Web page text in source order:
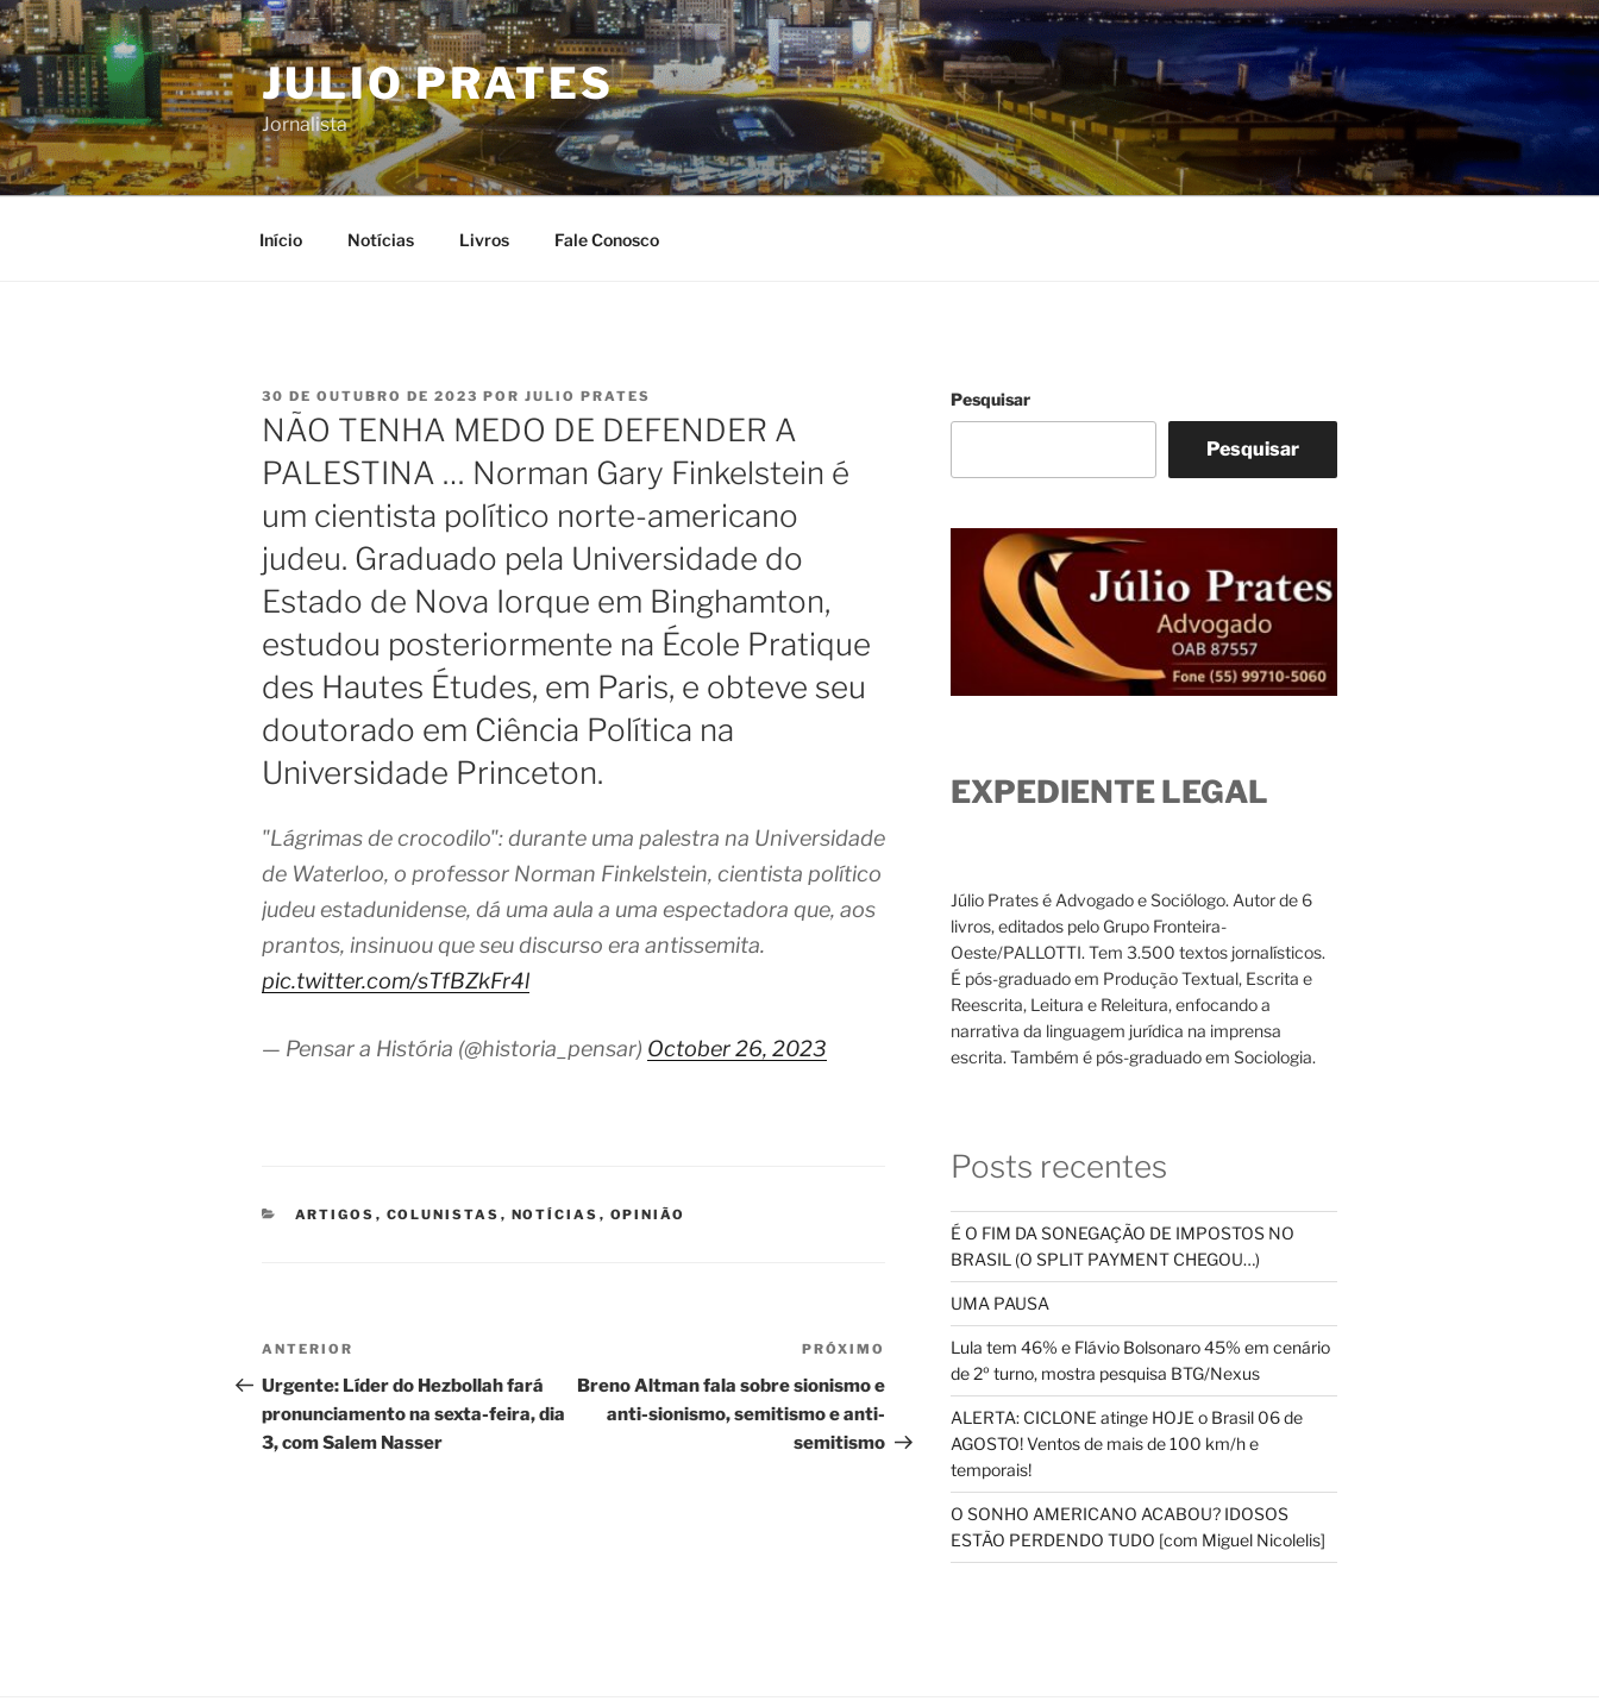
Pular
para
o
conteúdo
JULIO PRATES
Jornalista
Início Notícias Livros Fale Conosco
PUBLICADO
EM
30 DE OUTUBRO DE 2023 POR JULIO PRATES
NÃO TENHA MEDO DE DEFENDER A
PALESTINA … Norman Gary Finkelstein é
um cientista político norte-americano
judeu. Graduado pela Universidade do
Estado de Nova Iorque em Binghamton,
estudou posteriormente na École Pratique
des Hautes Études, em Paris, e obteve seu
doutorado em Ciência Política na
Universidade Princeton.
"Lágrimas de crocodilo": durante uma palestra na Universidade
de Waterloo, o professor Norman Finkelstein, cientista político
judeu estadunidense, dá uma aula a uma espectadora que, aos
prantos, insinuou que seu discurso era antissemita.
pic.twitter.com/sTfBZkFr4l
— Pensar a História (@historia_pensar) October 26, 2023
CATEGORIAS
ARTIGOS , COLUNISTAS , NOTÍCIAS , OPINIÃO
Navegação
de
Post
Post
anterior
ANTERIOR
Urgente: Líder do Hezbollah fará
pronunciamento na sexta-feira, dia
3, com Salem Nasser
Próximo
post
PRÓXIMO
Breno Altman fala sobre sionismo e
anti-sionismo, semitismo e anti-
semitismo
Pesquisar
Pesquisar
EXPEDIENTE LEGAL
Júlio Prates é Advogado e Sociólogo. Autor de 6
livros, editados pelo Grupo Fronteira-
Oeste/PALLOTTI. Tem 3.500 textos jornalísticos.
É pós-graduado em Produção Textual, Escrita e
Reescrita, Leitura e Releitura, enfocando a
narrativa da linguagem jurídica na imprensa
escrita. Também é pós-graduado em Sociologia.
Posts recentes
É O FIM DA SONEGAÇÃO DE IMPOSTOS NO
BRASIL (O SPLIT PAYMENT CHEGOU…)
UMA PAUSA
Lula tem 46% e Flávio Bolsonaro 45% em cenário
de 2º turno, mostra pesquisa BTG/Nexus
ALERTA: CICLONE atinge HOJE o Brasil 06 de
AGOSTO! Ventos de mais de 100 km/h e
temporais!
O SONHO AMERICANO ACABOU? IDOSOS
ESTÃO PERDENDO TUDO [com Miguel Nicolelis]